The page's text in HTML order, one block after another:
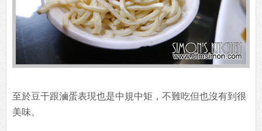
至於豆干跟滷蛋表現也是中規中矩，不難吃但也沒有到很
美味。